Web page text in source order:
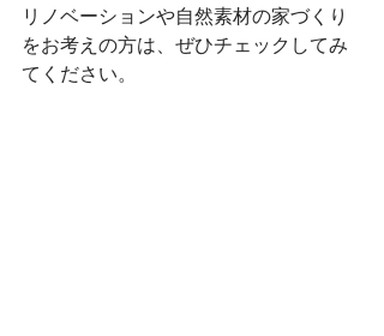
リノベーションや自然素材の家づくり
をお考えの方は、ぜひチェックしてみ
てください。